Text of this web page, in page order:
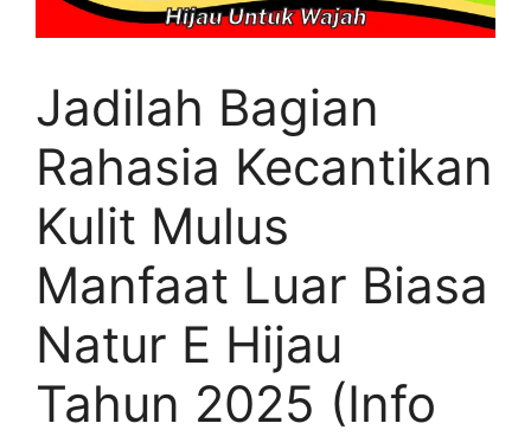
Jadilah Bagian
Rahasia Kecantikan
Kulit Mulus
Manfaat Luar Biasa
Natur E Hijau
Tahun 2025 (Info